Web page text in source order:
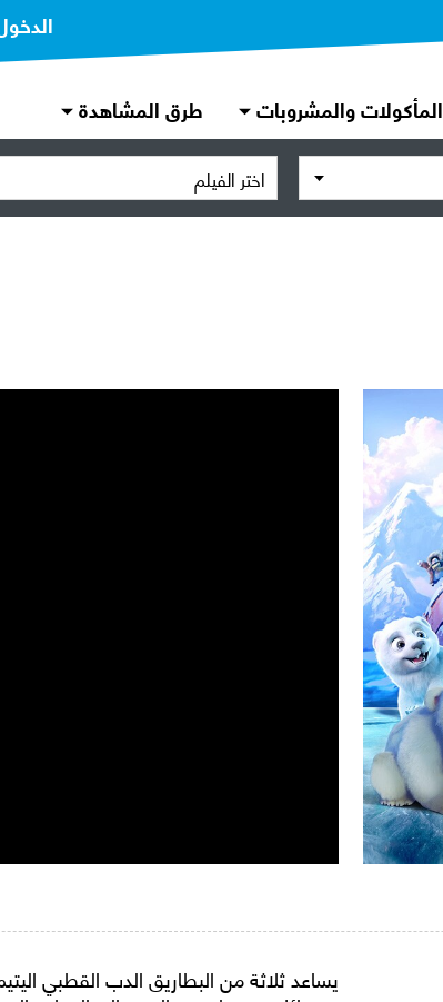
المأكولات والمشروبات طرق المشاهدة
اختر الفيلم
يساعد ثلاثة من البطاريق الدب القطبي